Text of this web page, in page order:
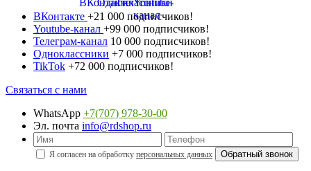
ВКонтакте +21 000 подписчиков!
Youtube-канал +99 000 подписчиков!
Телеграм-канал 10 000 подписчиков!
Одноклассники +7 000 подписчиков!
TikTok +72 000 подписчиков!
Связаться с нами
WhatsApp +7(707) 978-30-00
Эл. почта info@rdshop.ru
Я согласен на обработку персональных данных